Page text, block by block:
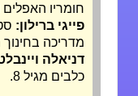
חומריו האפלים ואת
פייגי ברילון:
מדריכה בחינוך הלא
דניאלה ויינבלט:
כלבים מגיל 8.